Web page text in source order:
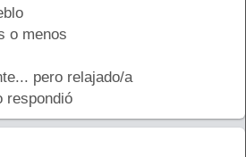
o menos
pero relajado/a
respondió